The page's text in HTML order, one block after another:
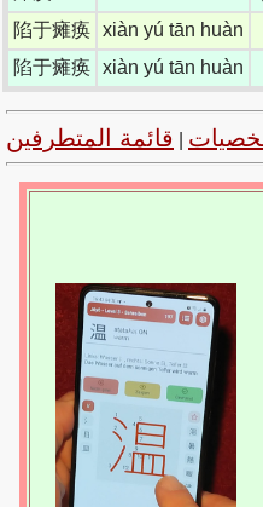
陷于瘫痪 xiàn yú tān huàn
陷于瘫痪 xiàn yú tān huàn
قائمة المتطرفين